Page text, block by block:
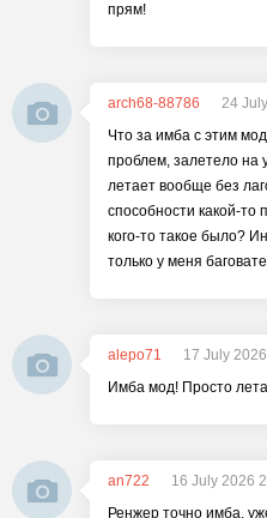
прям!
arch68-88786
24
Что за имба с этим
проблем, залетело на
летает вообще без
способности какой-то
кого-то такое было?
только у меня
alepo71
17 July
Имба мод! Просто
an722
16 July 2026
Ренжер точно имба,